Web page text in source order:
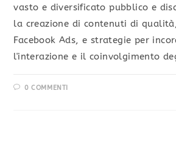
vasto e diversificato pubblico e
la creazione di contenuti di
Facebook Ads, e strategie per
l'interazione e il coinvolgimento
0 COMMENTI